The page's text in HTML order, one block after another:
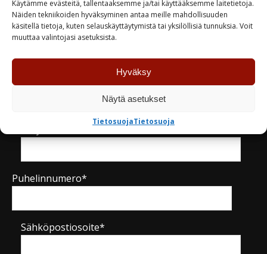
Käytämme evästeitä, tallentaaksemme ja/tai käyttääksemme laitetietoja.
Näiden tekniikoiden hyväksyminen antaa meille mahdollisuuden
käsitellä tietoja, kuten selauskäyttäytymistä tai yksilöllisiä tunnuksia. Voit
muuttaa valintojasi asetuksista.
Hyväksy
Näytä asetukset
TietosuojaTietosuoja
Kysy tuotteesta / ota yhteyttä
Nimi*
Puhelinnumero*
Sähköpostiosoite*